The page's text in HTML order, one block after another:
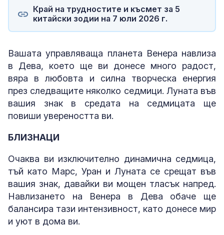
Край на трудностите и късмет за 5
китайски зодии на 7 юли 2026 г.
Вашата управляваща планета Венера навлиза
в Дева, което ще ви донесе много радост,
вяра в любовта и силна творческа енергия
през следващите няколко седмици. Луната във
вашия знак в средата на седмицата ще
повиши увереността ви.
БЛИЗНАЦИ
Очаква ви изключително динамична седмица,
тъй като Марс, Уран и Луната се срещат във
вашия знак, давайки ви мощен тласък напред.
Навлизането на Венера в Дева обаче ще
балансира тази интензивност, като донесе мир
и уют в дома ви.